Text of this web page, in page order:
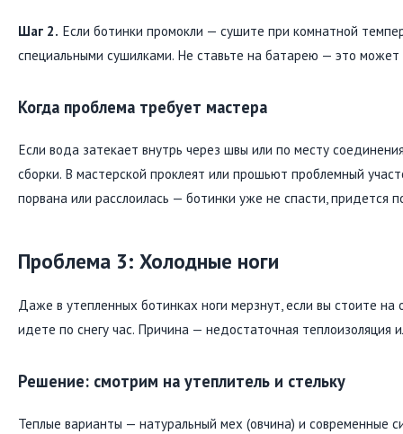
Шаг 2. Если ботинки промокли — сушите при комнатной
специальными сушилками. Не ставьте на батарею — это
Когда проблема требует мастера
Если вода затекает внутрь через швы или по месту
сборки. В мастерской проклеят или прошьют проблемный
порвана или расслоилась — ботинки уже не спасти, придется
Проблема 3: Холодные ноги
Даже в утепленных ботинках ноги мерзнут, если вы стоите на
идете по снегу час. Причина — недостаточная теплоизоляция
Решение: смотрим на утеплитель и стельку
Теплые варианты — натуральный мех (овчина) и современные